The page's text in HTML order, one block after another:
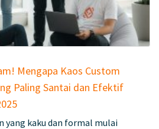
Mengapa Kaos Custom
Paling Santai dan Efektif
yang kaku dan formal mulai